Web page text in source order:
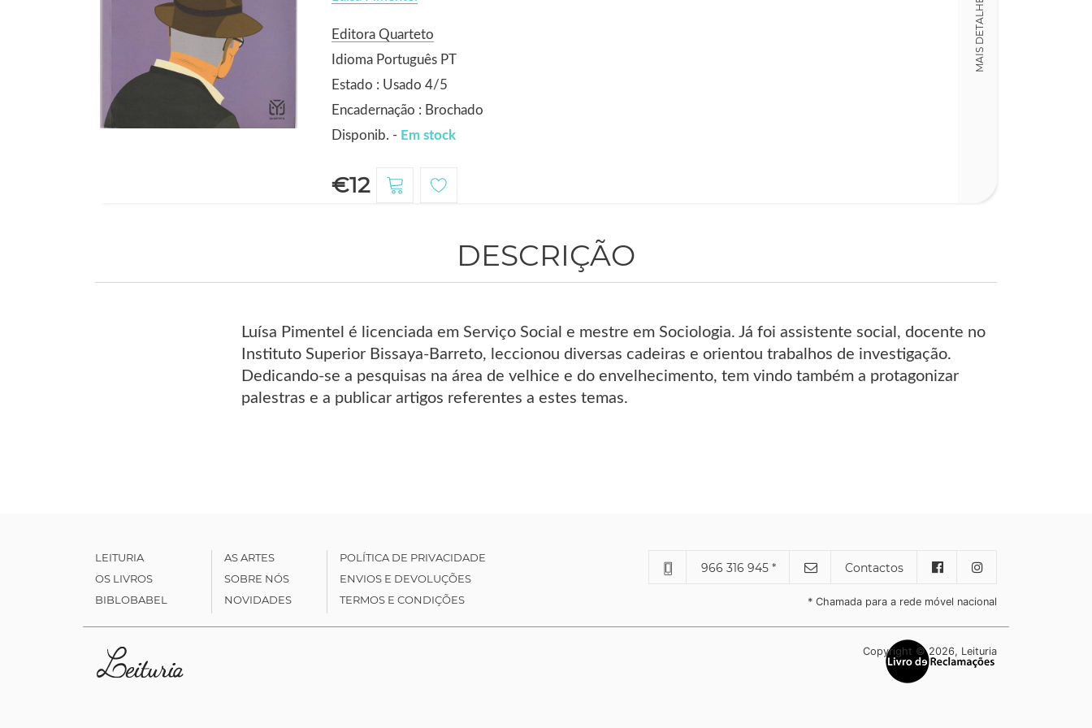
Editora Quarteto
Idioma Português PT
Estado : Usado 4/5
Encadernação : Brochado
Disponib. - Em stock
€12
MAIS DETALHES
DESCRIÇÃO
Luísa Pimentel é licenciada em Serviço Social e mestre em Sociologia. Já foi assistente social, docente no
Instituto Superior Bissaya-Barreto, leccionou diversas cadeiras e orientou trabalhos de investigação.
Dedicando-se a pesquisas na área de velhice e do envelhecimento, tem vindo também a protagonizar
palestras e a publicar artigos referentes a estes temas.
LEITURIA
OS LIVROS
BIBLOBABEL
AS ARTES
SOBRE NÓS
NOVIDADES
POLÍTICA DE PRIVACIDADE
ENVIOS E DEVOLUÇÕES
TERMOS E CONDIÇÕES
966 316 945 * Contactos
* Chamada para a rede móvel nacional
Copyright © 2026, Leituria